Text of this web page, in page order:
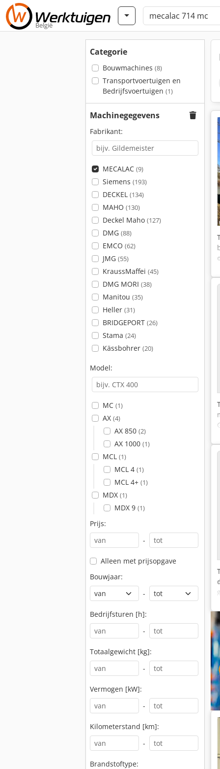
België
Categorie
Bouwmachines (8)
Transportvoertuigen en
Bedrijfsvoertuigen (1)
Machinegegevens
Fabrikant:
MECALAC (9)
Siemens (193)
DECKEL (134)
MAHO (130)
Deckel Maho (127)
DMG (88)
EMCO (62)
JMG (55)
KraussMaffei (45)
DMG MORI (38)
Manitou (35)
Heller (31)
BRIDGEPORT (26)
Stama (24)
Kässbohrer (20)
Model:
MC (1)
AX (4)
AX 850 (2)
AX 1000 (1)
MCL (1)
MCL 4 (1)
MCL 4+ (1)
MDX (1)
MDX 9 (1)
Prijs:
-
Alleen met prijsopgave
Bouwjaar:
-
Bedrijfsturen [h]:
-
Totaalgewicht [kg]:
-
Vermogen [kW]:
-
Kilometerstand [km]:
-
Brandstoftype: